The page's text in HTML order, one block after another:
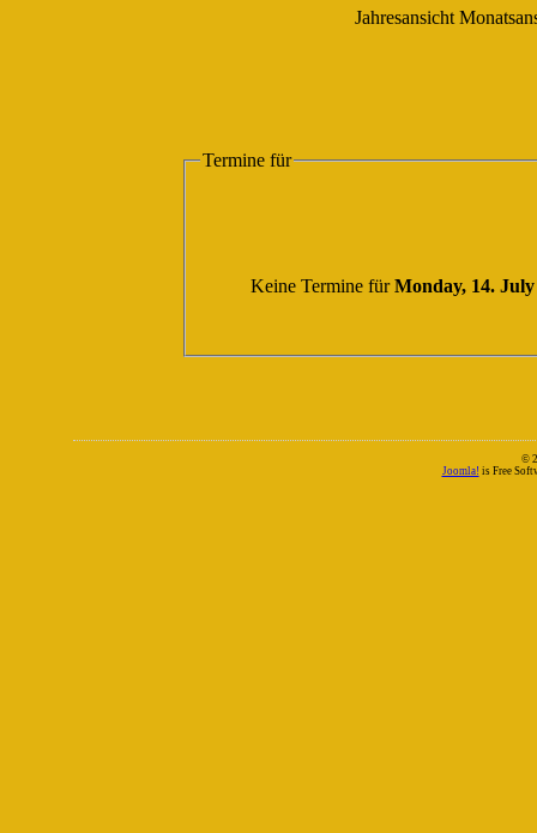
Jahresansicht
Termine für
Keine Termine fürMonday, 14. July
©
Joomla! is Free